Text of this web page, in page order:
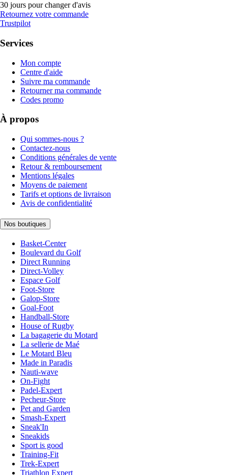
30 jours pour changer d'avis
Retournez votre commande
Trustpilot
Services
Mon compte
Centre d'aide
Suivre ma commande
Retourner ma commande
Codes promo
À propos
Qui sommes-nous ?
Contactez-nous
Conditions générales de vente
Retour & remboursement
Mentions légales
Moyens de paiement
Tarifs et options de livraison
Avis de confidentialité
Nos boutiques
Basket-Center
Boulevard du Golf
Direct Running
Direct-Volley
Espace Golf
Foot-Store
Galop-Store
Goal-Foot
Handball-Store
House of Rugby
La bagagerie du Motard
La sellerie de Maé
Le Motard Bleu
Made in Paradis
Nauti-wave
On-Fight
Padel-Expert
Pecheur-Store
Pet and Garden
Smash-Expert
Sneak'In
Sneakids
Sport is good
Training-Fit
Trek-Expert
Triathlon Expert